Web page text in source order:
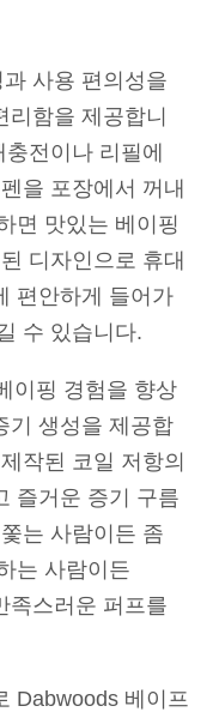
사용 편의성을
리함을 제공합니
전이나 리필에
을 포장에서 꺼내
면 맛있는 베이핑
디자인으로 휴대
편안하게 들어가
수 있습니다.
이핑 경험을 향상
기 생성을 제공합
작된 코일 저항의
즐거운 증기 구름
는 사람이든 좀
는 사람이든
족스러운 퍼프를
Dabwoods 베이프